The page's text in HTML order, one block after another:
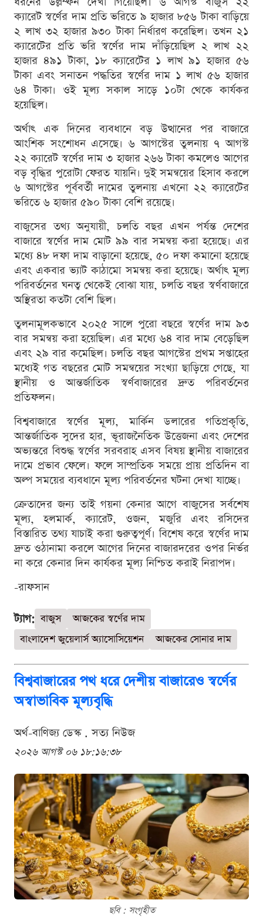
ক্যারেট স্বর্ণের দাম প্রতি ভরিতে ৯ হাজার ৮৫৬ টাকা বাড়িয়ে
২ লাখ ৩২ হাজার ৯৩০ টাকা নির্ধারণ করেছিল। তখন ২১
ক্যারেটের প্রতি ভরি স্বর্ণের দাম দাঁড়িয়েছিল ২ লাখ ২২
হাজার ৪৯১ টাকা, ১৮ ক্যারেটের ১ লাখ ৯১ হাজার ৫৬
টাকা এবং সনাতন পদ্ধতির স্বর্ণের দাম ১ লাখ ৫৬ হাজার
৬৪ টাকা। ওই মূল্য সকাল সাড়ে ১০টা থেকে কার্যকর
হয়েছিল।
অর্থাৎ এক দিনের ব্যবধানে বড় উত্থানের পর বাজারে
আংশিক সংশোধন এসেছে। ৬ আগস্টের তুলনায় ৭ আগস্ট
২২ ক্যারেট স্বর্ণের দাম ৩ হাজার ২৬৬ টাকা কমলেও আগের
বড় বৃদ্ধির পুরোটা ফেরত যায়নি। দুই সমন্বয়ের হিসাব করলে
৬ আগস্টের পূর্ববর্তী দামের তুলনায় এখনো ২২ ক্যারেটের
ভরিতে ৬ হাজার ৫৯০ টাকা বেশি রয়েছে।
বাজুসের তথ্য অনুযায়ী, চলতি বছর এখন পর্যন্ত দেশের
বাজারে স্বর্ণের দাম মোট ৯৯ বার সমন্বয় করা হয়েছে। এর
মধ্যে ৪৮ দফা দাম বাড়ানো হয়েছে, ৫০ দফা কমানো হয়েছে
এবং একবার ভ্যাট কাঠামো সমন্বয় করা হয়েছে। অর্থাৎ মূল্য
পরিবর্তনের ঘনত্ব থেকেই বোঝা যায়, চলতি বছর স্বর্ণবাজারে
অস্থিরতা কতটা বেশি ছিল।
তুলনামূলকভাবে ২০২৫ সালে পুরো বছরে স্বর্ণের দাম ৯৩
বার সমন্বয় করা হয়েছিল। এর মধ্যে ৬৪ বার দাম বেড়েছিল
এবং ২৯ বার কমেছিল। চলতি বছর আগস্টের প্রথম সপ্তাহের
মধ্যেই গত বছরের মোট সমন্বয়ের সংখ্যা ছাড়িয়ে গেছে, যা
স্থানীয় ও আন্তর্জাতিক স্বর্ণবাজারের দ্রুত পরিবর্তনের
প্রতিফলন।
বিশ্ববাজারে স্বর্ণের মূল্য, মার্কিন ডলারের গতিপ্রকৃতি,
আন্তর্জাতিক সুদের হার, ভূরাজনৈতিক উত্তেজনা এবং দেশের
অভ্যন্তরে বিশুদ্ধ স্বর্ণের সরবরাহ এসব বিষয় স্থানীয় বাজারের
দামে প্রভাব ফেলে। ফলে সাম্প্রতিক সময়ে প্রায় প্রতিদিন বা
অল্প সময়ের ব্যবধানে মূল্য পরিবর্তনের ঘটনা দেখা যাচ্ছে।
ক্রেতাদের জন্য তাই গয়না কেনার আগে বাজুসের সর্বশেষ
মূল্য, হলমার্ক, ক্যারেট, ওজন, মজুরি এবং রসিদের
বিস্তারিত তথ্য যাচাই করা গুরুত্বপূর্ণ। বিশেষ করে স্বর্ণের দাম
দ্রুত ওঠানামা করলে আগের দিনের বাজারদরের ওপর নির্ভর
না করে কেনার দিন কার্যকর মূল্য নিশ্চিত করাই নিরাপদ।
-রাফসান
ট্যাগ: বাজুস
আজকের স্বর্ণের দাম
বাংলাদেশ জুয়েলার্স অ্যাসোসিয়েশন
আজকের সোনার দাম
বিশ্ববাজারের পথ ধরে দেশীয় বাজারেও স্বর্ণের
অস্বাভাবিক মূল্যবৃদ্ধি
অর্থ-বাণিজ্য ডেস্ক . সত্য নিউজ
২০২৬ আগস্ট ০৬ ১৮:১৬:৩৮
ছবি : সংগৃহীত